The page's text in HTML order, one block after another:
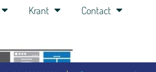
Krant Contact